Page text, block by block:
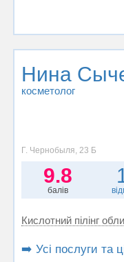
Нина
косметолог
Г. Чернобыля, 23 Б
9.8
балів
Кислотний пілінг
➡️ Усі послуги та